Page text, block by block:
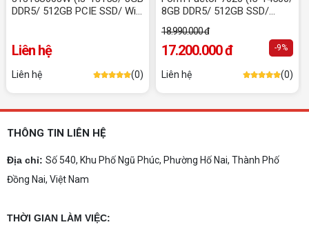
chọn, cấu hình nên có và cách kiểm tra máy
Dịch vụ build PC gaming tại Đồng Nai uy
tín, chuyên nghiệp
Dịch vụ build PC gaming tại Đồng Nai uy tín, cấu
hình mạnh, tối ưu chi phí, test máy tại chỗ. Khám
phù hợp, đảm bảo hệ thống vận hành ổn định và
tối ưu chi phí. Xem ngay hướng dẫn tại đây
DDR5/ 512GB PCIE SSD/ Win
Liên hệ
Liên hệ (0)
8GB DDR5/ 512GB SSD/
18.990.000 đ
17.200.000 đ -9%
Liên hệ (0)
THÔNG TIN LIÊN HỆ
Địa chỉ: Số 540, Khu Phố Ngũ Phúc, Phường Hố Nai, Thành Phố
Đồng Nai, Việt Nam
THỜI GIAN LÀM VIỆC: